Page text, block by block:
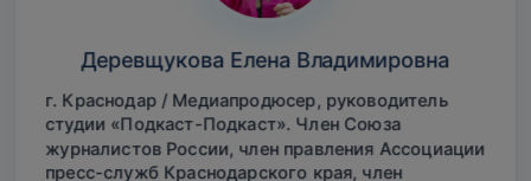
Деревщукова Елена Владимировна
г. Краснодар / Медиапродюсер, руководитель
студии «Подкаст-Подкаст». Член Союза
журналистов России, член правления Ассоциации
пресс-служб Краснодарского края, член